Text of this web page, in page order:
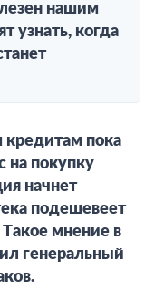
нашим
узнать, когда
пока
на покупку
начнет
подешевеет
мнение в
генеральный